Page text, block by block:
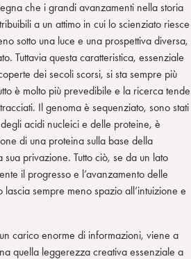
che i grandi avanzamenti nella storia
a un attimo in cui lo scienziato riesce
sotto una luce e una prospettiva diversa,
Tuttavia questa caratteristica, essenziale
dei secoli scorsi, si sta sempre più
è molto più prevedibile e la ricerca tende
Il genoma è sequenziato, sono stati
acidi nucleici e delle proteine, è
di una proteina sulla base della
privazione. Tutto ciò, se da un lato
il progresso e l’avanzamento delle
lascia sempre meno spazio all’intuizione e
carico enorme di informazioni, viene a
quella leggerezza creativa essenziale a